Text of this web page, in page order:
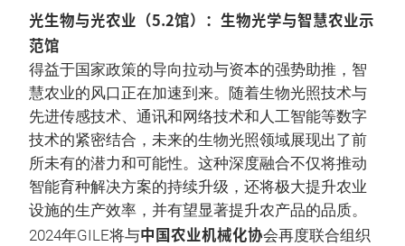
光生物与光农业（5.2馆）：生物光学与智慧农业示
范馆
得益于国家政策的导向拉动与资本的强势助推，智
慧农业的风口正在加速到来。随着生物光照技术与
先进传感技术、通讯和网络技术和人工智能等数字
技术的紧密结合，未来的生物光照领域展现出了前
所未有的潜力和可能性。这种深度融合不仅将推动
智能育种解决方案的持续升级，还将极大提升农业
设施的生产效率，并有望显著提升农产品的品质。
2024年GILE将与中国农业机械化协会再度联合组织